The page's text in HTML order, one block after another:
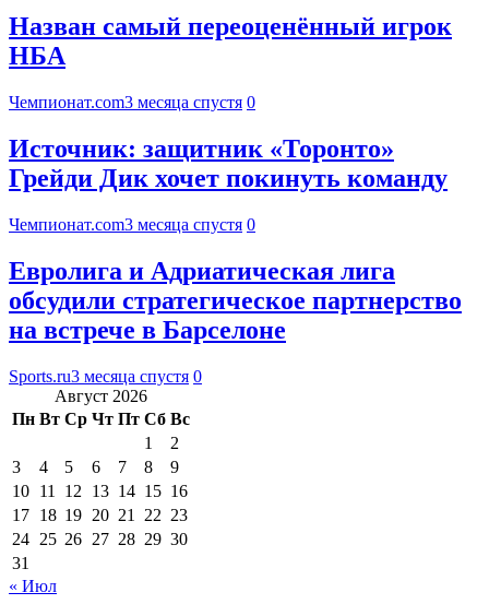
Назван самый переоценённый игрок
НБА
Чемпионат.com3 месяца спустя 0
Источник: защитник «Торонто»
Грейди Дик хочет покинуть команду
Чемпионат.com3 месяца спустя 0
Евролига и Адриатическая лига
обсудили стратегическое партнерство
на встрече в Барселоне
Sports.ru3 месяца спустя 0
Август 2026
Пн Вт Ср Чт Пт Сб Вс
1
2
3
4 5 6 7 8
9
10 11 12 13 14 15 16
17 18 19 20 21 22 23
24 25 26 27 28 29 30
31
« Июл